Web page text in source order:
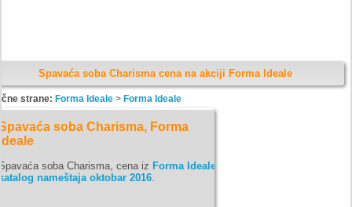
Spavaća soba Charisma cena na akciji Forma Ideale
strane: Forma Ideale> Forma Ideale
soba Charisma, Forma
soba Charisma, cena iz Forma Ideale
nameštaja oktobar 2016.